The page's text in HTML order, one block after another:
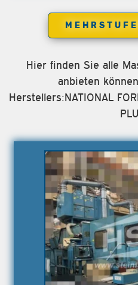
Hier finden Sie alle
anbieten
Herstellers:NATIONAL